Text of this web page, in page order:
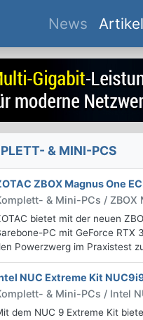
News(current)
& MINI-PCS
ZBOX Magnus One
& Mini-PCs / ZBOX
bietet mit der neuen
PC mit GeForce RTX
Powerzwerg im Praxistest
NUC Extreme Kit
& Mini-PCs / Intel
dem NUC 9 Extreme Kit